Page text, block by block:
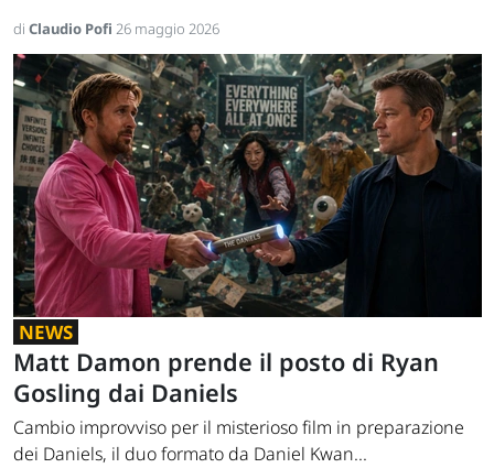
di Claudio Pofi 26 maggio 2026
NEWS
Matt Damon prende il posto di Ryan
Gosling dai Daniels
Cambio improvviso per il misterioso film in preparazione
dei Daniels, il duo formato da Daniel Kwan...